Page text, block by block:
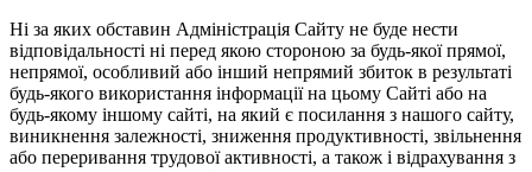
Ні за яких обставин Адміністрація Сайту не буде нести
відповідальності ні перед якою стороною за будь-якої прямої,
непрямої, особливий або інший непрямий збиток в результаті
будь-якого використання інформації на цьому Сайті або на
будь-якому іншому сайті, на який є посилання з нашого сайту,
виникнення залежності, зниження продуктивності, звільнення
або переривання трудової активності, а також і відрахування з